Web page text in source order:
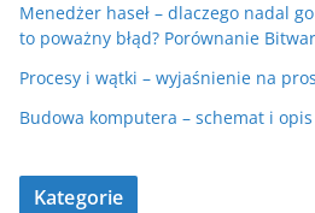
Menedżer haseł – dlaczego nadal
to poważny błąd? Porównanie
Procesy i wątki – wyjaśnienie na
Budowa komputera – schemat i opis
Kategorie